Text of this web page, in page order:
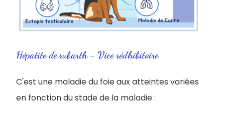
Hépatite de rubarth - Vice rédhibitoire
C'est une maladie du foie aux atteintes variées
en fonction du stade de la maladie :